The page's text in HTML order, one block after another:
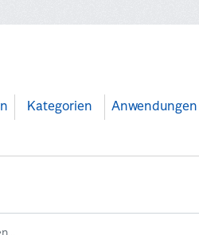
Kategorien Anwendungen